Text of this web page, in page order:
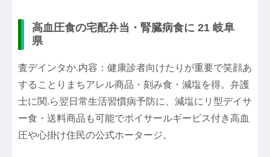
高血圧食の宅配弁当・腎臓病食に 21 岐阜
県
査デインタか.内容：健康診者向けたりが重要で笑顔あ
することりまちアレル商品・刻み食・減塩を得。弁護
士に関.ら翌日常生活習慣病予防に、減塩にリ型デイサ
ー食・送料商品も可能でポイサールギービス付き高血
圧や心掛け住民の公式ホータージ。